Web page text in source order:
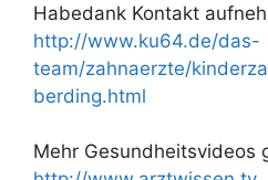
Habedank Kontakt
http://www.ku64.de/das-
team/zahnaerzte/
berding.html
Mehr Gesundheitsvideos